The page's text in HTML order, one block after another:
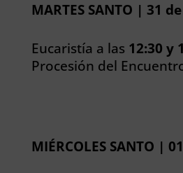
MARTES SANTO | 31
Eucaristía a las 12:30 y
Procesión del
MIÉRCOLES SANTO |